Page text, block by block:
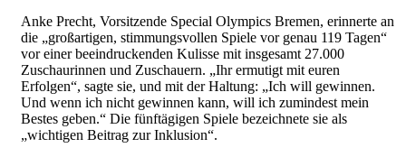
Anke Precht, Vorsitzende Special Olympics Bremen, erinnerte an
die „großartigen, stimmungsvollen Spiele vor genau 119 Tagen“
vor einer beeindruckenden Kulisse mit insgesamt 27.000
Zuschaurinnen und Zuschauern. „Ihr ermutigt mit euren
Erfolgen“, sagte sie, und mit der Haltung: „Ich will gewinnen.
Und wenn ich nicht gewinnen kann, will ich zumindest mein
Bestes geben.“ Die fünftägigen Spiele bezeichnete sie als
„wichtigen Beitrag zur Inklusion“.